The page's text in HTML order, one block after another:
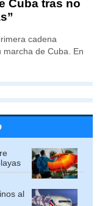
Cuba tras no
cadena
marcha de Cuba. En
al